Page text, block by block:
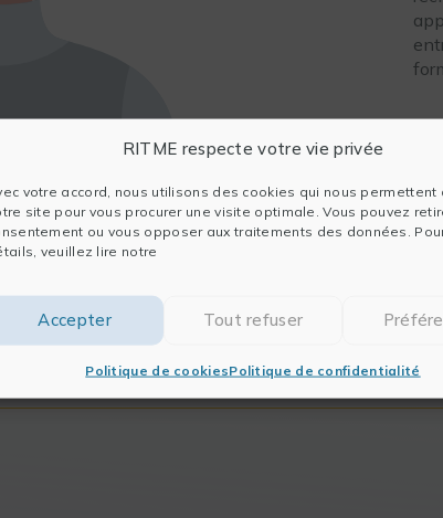
RITME respecte votre vie privée
votre accord, nous utilisons des cookies qui nous permettent
site pour vous procurer une visite optimale. Vous pouvez
ou vous opposer aux traitements des données.
veuillez lire notre
Accepter Tout refuser
Politique de cookiesPolitique de confidentialité